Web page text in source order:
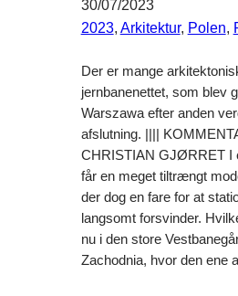
30/07/2023
2023, Arkitektur, Polen,
Der er mange
jernbanenettet, som blev
Warszawa efter anden
afslutning. ||||
CHRISTIAN GJØRRET I
får en meget tiltrængt
der dog en fare for at
langsomt forsvinder.
nu i den store
Zachodnia, hvor den ene